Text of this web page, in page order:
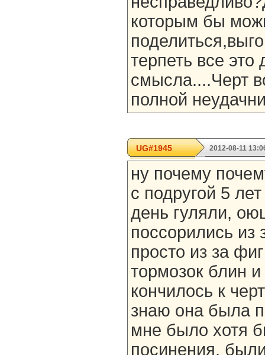
которым бы
терпеть все это
смысла....Черт
полной
UG#1945 2012-08-11
ну почему
с подругой 5
день гуляли,
поссорились из
просто из за
тормозок блин
кончилось к
знаю она была
мне было хотя
посинения,